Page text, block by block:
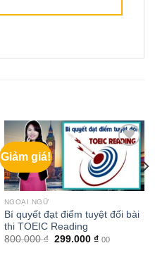
Giảm giá!
NGOẠI NGỮ
Bí quyết đạt điểm tuyệt đối bài
thi TOEIC Reading
800.000₫ Giá
299.000 ₫Giá
00